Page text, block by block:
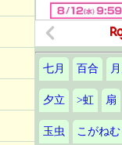
七月 百合
夕立 >虹 扇
玉虫 こがねむ